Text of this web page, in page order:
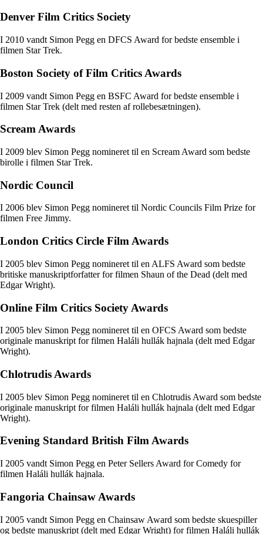
Denver Film Critics Society
I 2010 vandt Simon Pegg en DFCS Award for bedste ensemble i
filmen Star Trek.
Boston Society of Film Critics Awards
I 2009 vandt Simon Pegg en BSFC Award for bedste ensemble i
filmen Star Trek (delt med resten af rollebesætningen).
Scream Awards
I 2009 blev Simon Pegg nomineret til en Scream Award som bedste
birolle i filmen Star Trek.
Nordic Council
I 2006 blev Simon Pegg nomineret til Nordic Councils Film Prize for
filmen Free Jimmy.
London Critics Circle Film Awards
I 2005 blev Simon Pegg nomineret til en ALFS Award som bedste
britiske manuskriptforfatter for filmen Shaun of the Dead (delt med
Edgar Wright).
Online Film Critics Society Awards
I 2005 blev Simon Pegg nomineret til en OFCS Award som bedste
originale manuskript for filmen Haláli hullák hajnala (delt med Edgar
Wright).
Chlotrudis Awards
I 2005 blev Simon Pegg nomineret til en Chlotrudis Award som bedste
originale manuskript for filmen Haláli hullák hajnala (delt med Edgar
Wright).
Evening Standard British Film Awards
I 2005 vandt Simon Pegg en Peter Sellers Award for Comedy for
filmen Haláli hullák hajnala.
Fangoria Chainsaw Awards
I 2005 vandt Simon Pegg en Chainsaw Award som bedste skuespiller
og bedste manuskript (delt med Edgar Wright) for filmen Haláli hullák